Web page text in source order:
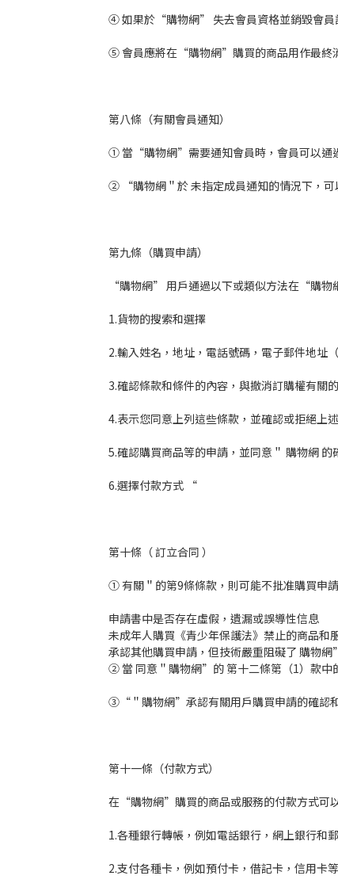
④ 如果於“購物網” 失去會員資格並銷毀會員
⑤ 會員應將在“購物網”購買的商品用作最終
第八條（有關會員通知）
① 當“購物網”需要通知會員時，會員可以通
② “購物網＂於 未指定成員通知的情況下，可
第九條（購買申請）
“購物網” 用戶通過以下或類似方法在“購物
1.貨物的搜索和選擇
2.輸入姓名，地址，電話號碼，電子郵件地址（
3.確認條款和條件的內容，與撤消訂購權有關
4.表示您同意上列這些條款，並確認或拒絕上
5.確認購買商品等的申請，並同意＂ 購物網 的
6.選擇付款方式 “
第十條（ 訂立合同 ）
① 有關＂的第9條條款，則可能不批准購買申
申請書中是否存在虛假，遺漏或誤導性信息
未成年人購買《青少年保護法》禁止的商品和
承認其他購買申請，但技術嚴重阻礙了 購物
② 當 同意＂購物網”的 第十二條第（1）款中
③“＂購物網”承認有關用戶購買申請的確認
第十一條（付款方式）
在“購物網”購買的商品或服務的付款方式可
1.各種銀行轉帳，例如電話銀行，網上銀行和
2.支付各種卡，例如預付卡，借記卡，信用卡等